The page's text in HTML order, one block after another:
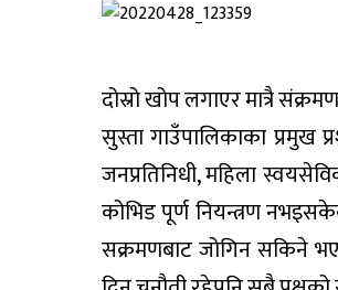
दोस्रो खोप लगाएर मात्रै
सुस्ता गाउँपालिकाका प्रमुख
जनप्रतिनिधी, महिला
कोभिड पूर्ण नियन्त्रण
सक्रमणबाट जोगिन सकिने